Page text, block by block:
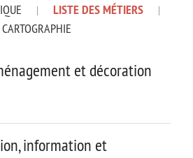
| LISTE DES MÉTIERS |
CARTOGRAPHIE
et décoration
information et